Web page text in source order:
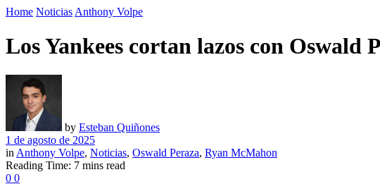
Home Noticias Anthony Volpe
Los Yankees cortan lazos con Oswald
by Esteban Quiñones
1 de agosto de 2025
in Anthony Volpe, Noticias, Oswald Peraza, Ryan McMahon
Reading Time: 7 mins read
0 0